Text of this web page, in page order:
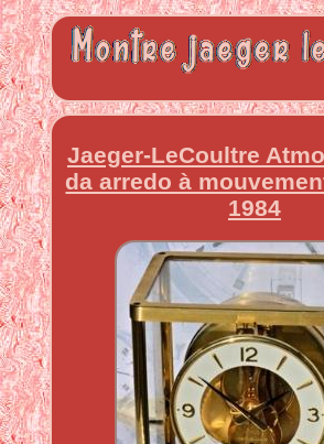
Jaeger-LeCoultre
da arredo à
1984